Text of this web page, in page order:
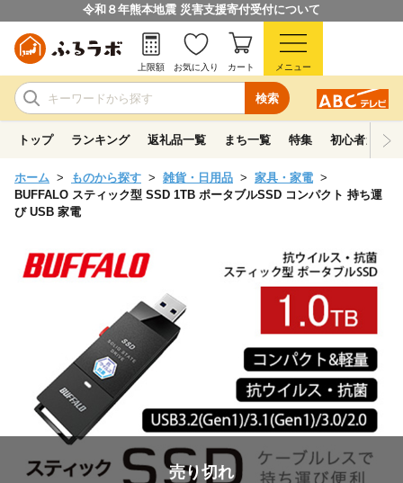
令和８年熊本地震 災害支援寄付受付について
検索
上限額 お気に入り カート メニュー
トップ ランキング 返礼品一覧 まち一覧 特集 初心者ガイド
ホーム ものから探す 雑貨・日用品
家具・家電
BUFFALO スティック型 SSD 1TB ポータブルSSD コンパクト 持ち運
び USB 家電
売り切れ